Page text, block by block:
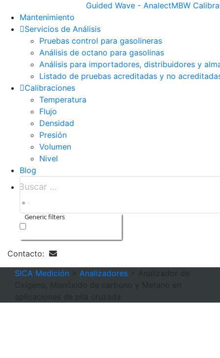
Guided Wave - AnalectMBW
Mantenimiento
Servicios de Análisis
Pruebas control para gasolineras
Análisis de octano para gasolinas
Análisis para importadores, distribuidores y
Listado de pruebas acreditadas y no
Calibraciones
Temperatura
Flujo
Densidad
Presión
Volumen
Nivel
Blog
Generic filters
Contacto:
SICA Medición
Analizadores